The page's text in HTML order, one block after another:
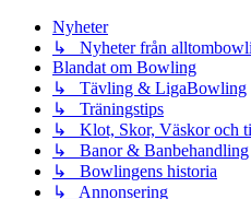
Nyheter
↳ Nyheter från
Blandat om Bowling
↳ Tävling & LigaBowling
↳ Träningstips
↳ Klot, Skor, Väskor och
↳ Banor & Banbehandling
↳ Bowlingens historia
↳ Annonsering